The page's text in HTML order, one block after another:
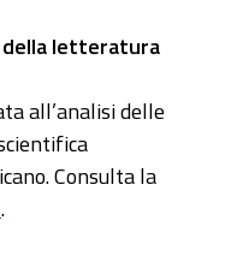
letteratura
all’analisi delle
Consulta la
.